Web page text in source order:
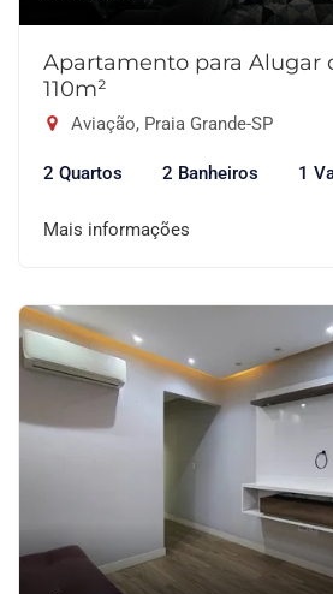
Apartamento para Alugar
110m²
Aviação, Praia Grande-SP
2 Quartos 2 Banheiros 1
Mais informações